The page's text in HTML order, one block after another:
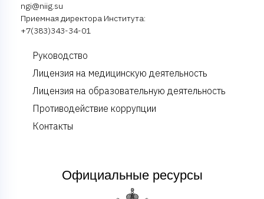
ngi@niig.su
Приемная директора Института:
+7(383)343-34-01
Руководство
Лицензия на медицинскую деятельность
Лицензия на образовательную деятельность
Противодействие коррупции
Контакты
Официальные ресурсы